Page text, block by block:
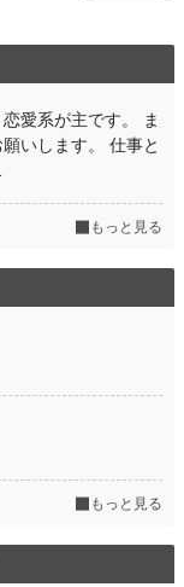
愛系が主です。 ま
いします。 仕事と
もっと見る
もっと見る